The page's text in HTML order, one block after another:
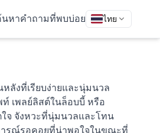
นหาคำถามที่พบบ่อย ไทย
หลังที่เรียบง่ายและนุ่มนวล
เพลย์ลิสต์ในล็อบบี้ หรือ
จ จังหวะที่นุ่มนวลและโทน
ารณ์รอคอยที่น่าพอใจในขณะที่